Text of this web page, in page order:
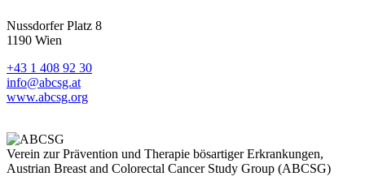
Nussdorfer Platz 8
1190 Wien
+43 1 408 92 30
info@abcsg.at
www.abcsg.org
Verein zur Prävention und Therapie bösartiger Erkrankungen,
Austrian Breast and Colorectal Cancer Study Group (ABCSG)